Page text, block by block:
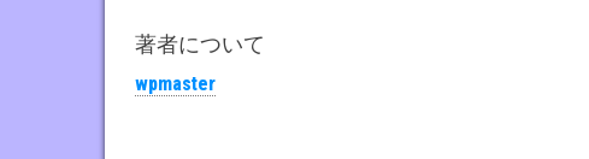
bo
ok
tt
著者について
wpmaster